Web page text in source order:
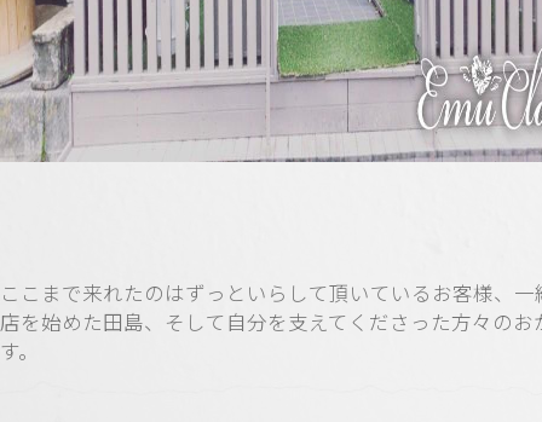
ここまで来れたのはずっといらして頂いているお客様、一
店を始めた田島、そして自分を支えてくださった方々のお
す。